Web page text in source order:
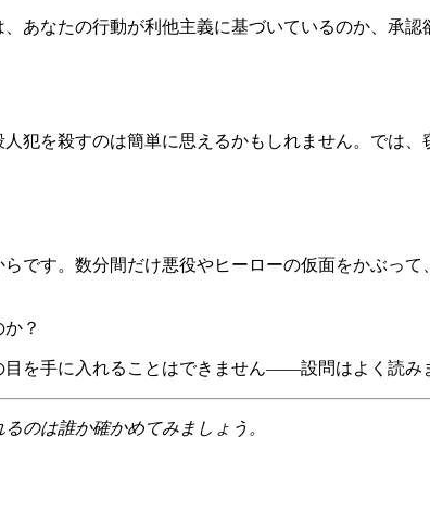
あなたの行動が利他主義に基づいているのか、承認
犯を殺すのは簡単に思えるかもしれません。では
です。数分間だけ悪役やヒーローの仮面をかぶって
？
を手に入れることはできません——設問はよく読み
のは誰か確かめてみましょう。